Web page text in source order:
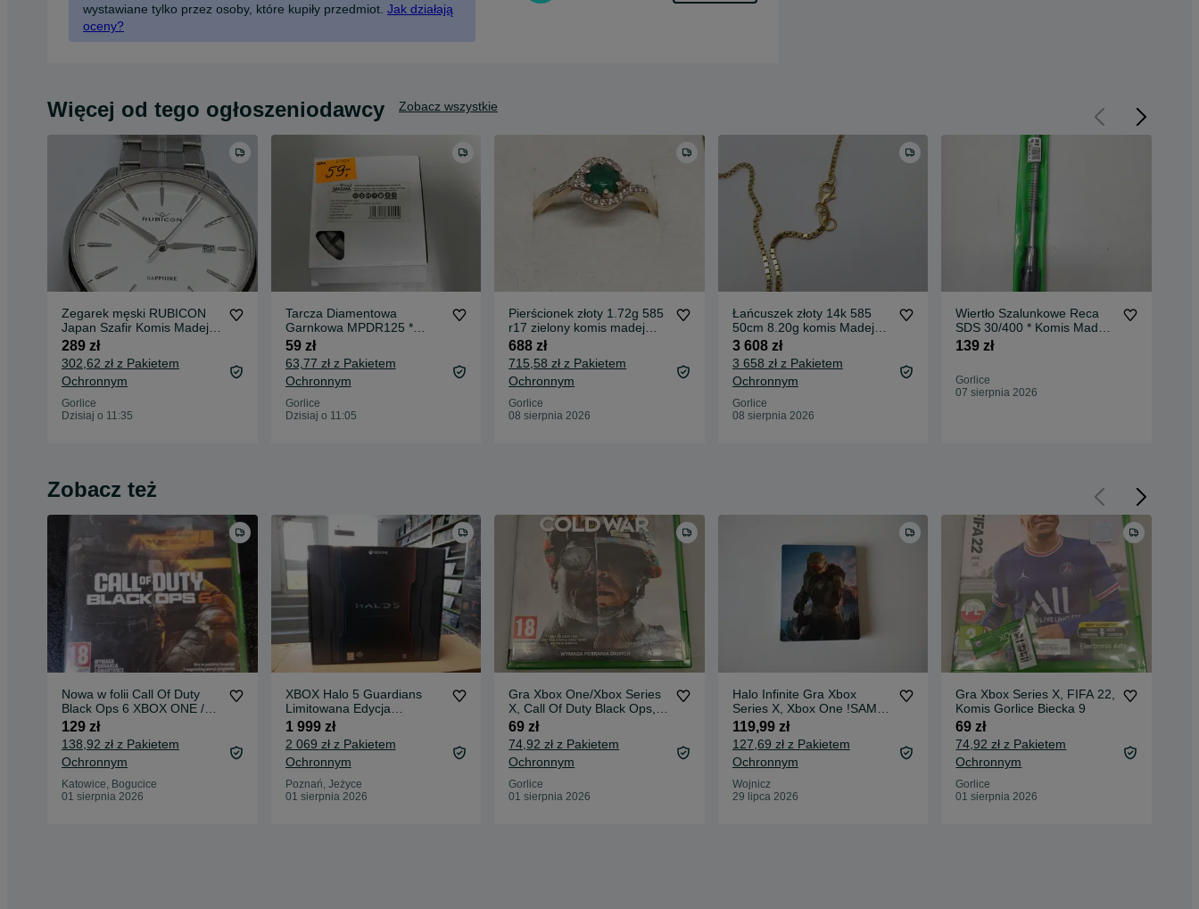
wystawiane tylko przez osoby, które kupiły przedmiot. Jak działają
oceny?
Więcej od tego ogłoszeniodawcy Zobacz wszystkie
Zegarek męski RUBICON
Japan Szafir Komis Madej
Gorlice
289 zł
302,62 zł z Pakietem
Ochronnym
Gorlice
Dzisiaj o 11:35
Tarcza Diamentowa
Garnkowa MPDR125 *
Komis Madej Gorlice
59 zł
63,77 zł z Pakietem
Ochronnym
Gorlice
Dzisiaj o 11:05
Pierścionek złoty 1.72g 585
r17 zielony komis madej
gorlice
688 zł
715,58 zł z Pakietem
Ochronnym
Gorlice
08 sierpnia 2026
Łańcuszek złoty 14k 585
50cm 8.20g komis Madej
Gorlice
3 608 zł
3 658 zł z Pakietem
Ochronnym
Gorlice
08 sierpnia 2026
Wiertło Szalunkowe Reca
SDS 30/400 * Komis Madej
Gorlice
139 zł
Gorlice
07 sierpnia 2026
Zobacz też
Nowa w folii Call Of Duty
Black Ops 6 XBOX ONE /
SERIES X COD BO6
129 zł
138,92 zł z Pakietem
Ochronnym
Katowice, Bogucice
01 sierpnia 2026
XBOX Halo 5 Guardians
Limitowana Edycja
Kolekcjonerska Nowa
1 999 zł
2 069 zł z Pakietem
Ochronnym
Poznań, Jeżyce
01 sierpnia 2026
Gra Xbox One/Xbox Series
X, Call Of Duty Black Ops,
Cold War, Komis
69 zł
74,92 zł z Pakietem
Ochronnym
Gorlice
01 sierpnia 2026
Halo Infinite Gra Xbox
Series X, Xbox One !SAMA
PŁYTA!
119,99 zł
127,69 zł z Pakietem
Ochronnym
Wojnicz
29 lipca 2026
Gra Xbox Series X, FIFA 22,
Komis Gorlice Biecka 9
69 zł
74,92 zł z Pakietem
Ochronnym
Gorlice
01 sierpnia 2026